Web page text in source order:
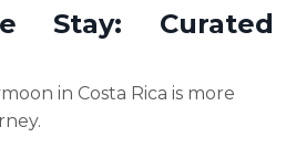
Stay: Curated
in Costa Rica is more